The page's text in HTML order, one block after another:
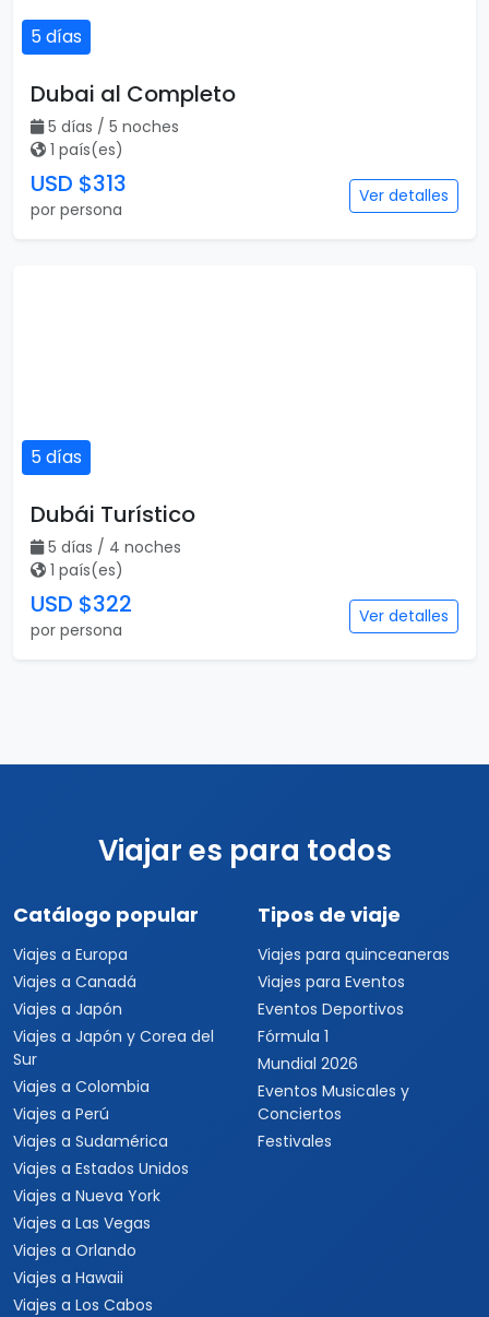
5 días
Dubai al Completo
5 días / 5 noches
1 país(es)
USD $313
por persona
Ver detalles
5 días
Dubái Turístico
5 días / 4 noches
1 país(es)
USD $322
por persona
Ver detalles
Viajar es para todos
Catálogo popular
Viajes a Europa
Viajes a Canadá
Viajes a Japón
Viajes a Japón y Corea del
Sur
Viajes a Colombia
Viajes a Perú
Viajes a Sudamérica
Viajes a Estados Unidos
Viajes a Nueva York
Viajes a Las Vegas
Viajes a Orlando
Viajes a Hawaii
Viajes a Los Cabos
Tipos de viaje
Viajes para quinceaneras
Viajes para Eventos
Eventos Deportivos
Fórmula 1
Mundial 2026
Eventos Musicales y
Conciertos
Festivales